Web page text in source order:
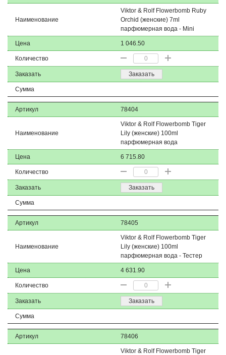
Наименование
Viktor & Rolf Flowerbomb Ruby
Orchid (женские) 7ml
парфюмерная вода - Mini
Цена 1 046.50
Количество
Заказать Заказать
Сумма
Артикул 78404
Наименование
Viktor & Rolf Flowerbomb Tiger
Lily (женские) 100ml
парфюмерная вода
Цена 6 715.80
Количество
Заказать Заказать
Сумма
Артикул 78405
Наименование
Viktor & Rolf Flowerbomb Tiger
Lily (женские) 100ml
парфюмерная вода - Тестер
Цена 4 631.90
Количество
Заказать Заказать
Сумма
Артикул 78406
Viktor & Rolf Flowerbomb Tiger